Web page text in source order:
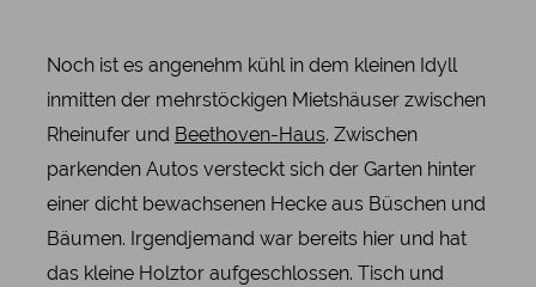
Noch ist es angenehm kühl in dem kleinen Idyll
inmitten der mehrstöckigen Mietshäuser zwischen
Rheinufer und Beethoven-Haus. Zwischen
parkenden Autos versteckt sich der Garten hinter
einer dicht bewachsenen Hecke aus Büschen und
Bäumen. Irgendjemand war bereits hier und hat
das kleine Holztor aufgeschlossen. Tisch und